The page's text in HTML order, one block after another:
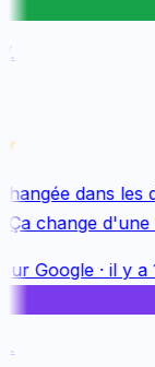
dans les
change d'une
Google· il y a